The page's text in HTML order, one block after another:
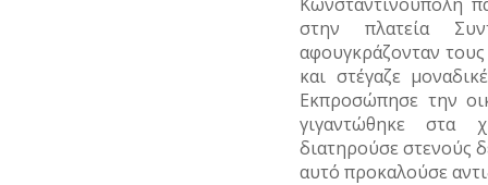
στην πλατεία
αφουγκράζονταν
και στέγαζε
Εκπροσώπησε την
γιγαντώθηκε στα
διατηρούσε στενούς
αυτό προκαλούσε